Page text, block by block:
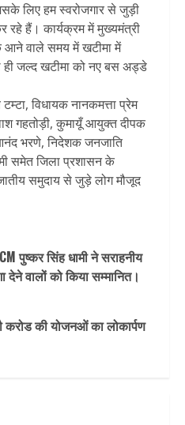
लिए हम स्वरोजगार से जुड़ी
हैं। कार्यक्रम में मुख्यमंत्री
आने वाले समय में खटीमा में
ही जल्द खटीमा को नए बस अड्डे
विधायक नानकमत्ता प्रेम
गहतोड़ी, कुमायूँ आयुक्त दीपक
भरणे, निदेशक जनजाति
समेत जिला प्रशासन के
समुदाय से जुड़े लोग मौजूद
पुष्कर सिंह धामी ने सराहनीय
वालों को किया सम्मानित।
करोड की योजनओं का लोकार्पण